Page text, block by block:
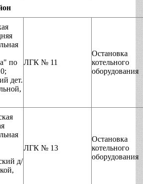
по
дет.
ЛГК № 11
Остановка
котельного
оборудования
д/
ЛГК № 13
Остановка
котельного
оборудования